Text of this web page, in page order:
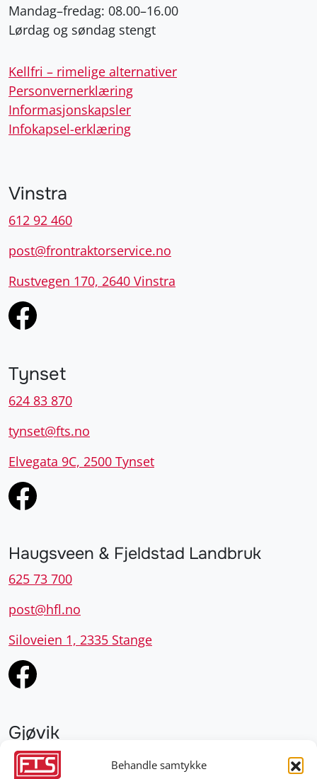
Behandle samtykke
Mandag–fredag: 08.00–16.00
Lørdag og søndag stengt
Kellfri – rimelige alternativer
Personvernerklæring
Informasjonskapsler
Infokapsel-erklæring
Vinstra
612 92 460
post@frontraktorservice.no
Rustvegen 170, 2640 Vinstra
Tynset
624 83 870
tynset@fts.no
Elvegata 9C, 2500 Tynset
Haugsveen & Fjeldstad Landbruk
625 73 700
post@hfl.no
Siloveien 1, 2335 Stange
Gjøvik
952 28 000